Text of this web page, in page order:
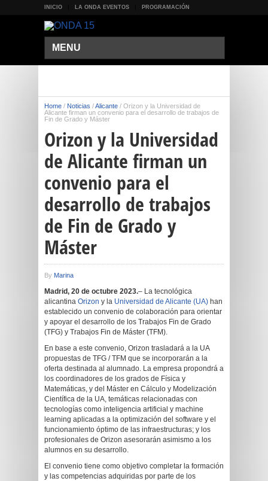
INICIO LA ONDA EVENTOS PROGRAMACIÓN
MENU
Home / Noticias /Alicante / Orizon y la Universidad de
Alicante firman un convenio para el desarrollo de trabajos de
Fin de Grado y Máster
Orizon y la Universidad
de Alicante firman un
convenio para el
desarrollo de trabajos
de Fin de Grado y
Máster
By Marina
Madrid, 20 de octubre 2023.– La tecnológica
alicantina Orizon y la Universidad de Alicante (UA) han
establecido un convenio de colaboración para orientar
y apoyar el desarrollo de los Trabajos Fin de Grado
(TFG) y Trabajos Fin de Máster (TFM).
En base a este convenio, Orizon trasladará a la UA
propuestas de TFG / TFM que se incorporarán a la
oferta destinada al alumnado. La empresa propondrá a
los coordinadores de los grados de Física y
Matemáticas, y del Máster en Cálculo y Modelización
Científica de la UA, temáticas relacionadas con
tecnologías como inteligencia artificial y machine
learning aplicadas a la optimización del software y el
funcionamiento óptimo de las infraestructuras; y los
profesionales de Orizon asesorarán asimismo a los
alumnos en su desarrollo.
El convenio tiene como objetivo completar la formación
y las competencias adquiridas por parte de los